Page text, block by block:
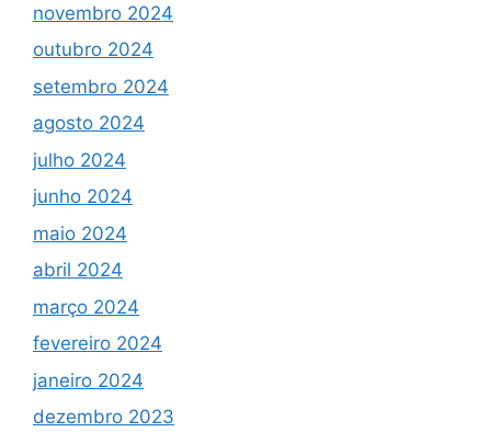
novembro 2024
outubro 2024
setembro 2024
agosto 2024
julho 2024
junho 2024
maio 2024
abril 2024
março 2024
fevereiro 2024
janeiro 2024
dezembro 2023